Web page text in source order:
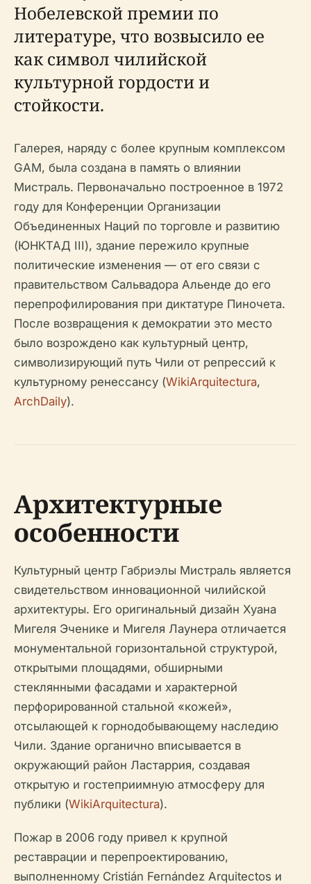
Нобелевской премии по
литературе, что возвысило ее
как символ чилийской
культурной гордости и
стойкости.
Галерея, наряду с более крупным комплексом
GAM, была создана в память о влиянии
Мистраль. Первоначально построенное в 1972
году для Конференции Организации
Объединенных Наций по торговле и развитию
(ЮНКТАД III), здание пережило крупные
политические изменения — от его связи с
правительством Сальвадора Альенде до его
перепрофилирования при диктатуре Пиночета.
После возвращения к демократии это место
было возрождено как культурный центр,
символизирующий путь Чили от репрессий к
культурному ренессансу (WikiArquitectura,
ArchDaily).
Архитектурные
особенности
Культурный центр Габриэлы Мистраль является
свидетельством инновационной чилийской
архитектуры. Его оригинальный дизайн Хуана
Мигеля Эченике и Мигеля Лаунера отличается
монументальной горизонтальной структурой,
открытыми площадями, обширными
стеклянными фасадами и характерной
перфорированной стальной «кожей»,
отсылающей к горнодобывающему наследию
Чили. Здание органично вписывается в
окружающий район Ластаррия, создавая
открытую и гостеприимную атмосферу для
публики (WikiArquitectura).
Пожар в 2006 году привел к крупной
реставрации и перепроектированию,
выполненному Cristián Fernández Arquitectos и